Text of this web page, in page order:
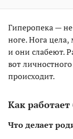
Гиперопека —
ноге. Нога
и они слабеют.
вот
происходит.
Как
Что делает